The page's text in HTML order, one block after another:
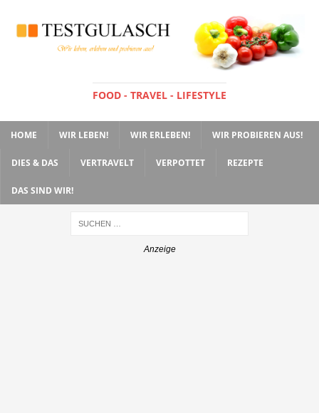
FOOD - TRAVEL - LIFESTYLE
HOME WIR LEBEN! WIR ERLEBEN! WIR PROBIEREN AUS!
DIES & DAS VERTRAVELT VERPOTTET REZEPTE
DAS SIND WIR!